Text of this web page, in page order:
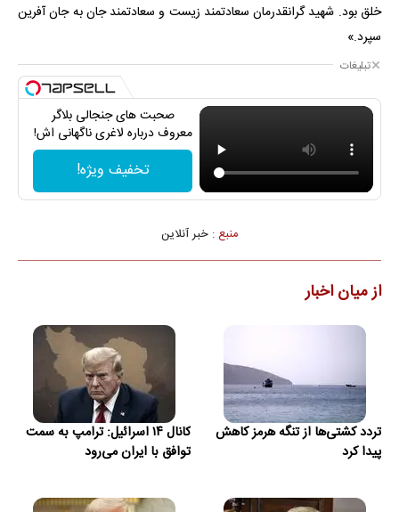
خلق بود. شهید گرانقدرمان سعادتمند زیست و سعادتمند جان به جان آفرین
سپرد.»
تبلیغات
صحبت های جنجالی بلاگر
معروف درباره لاغری ناگهانی اش!
تخفیف ویژه!
منبع : خبر آنلاین
از میان اخبار
تردد کشتی‌ها از تنگه هرمز کاهش
پیدا کرد
کانال ۱۴ اسرائیل: ترامپ به سمت
توافق با ایران می‌رود